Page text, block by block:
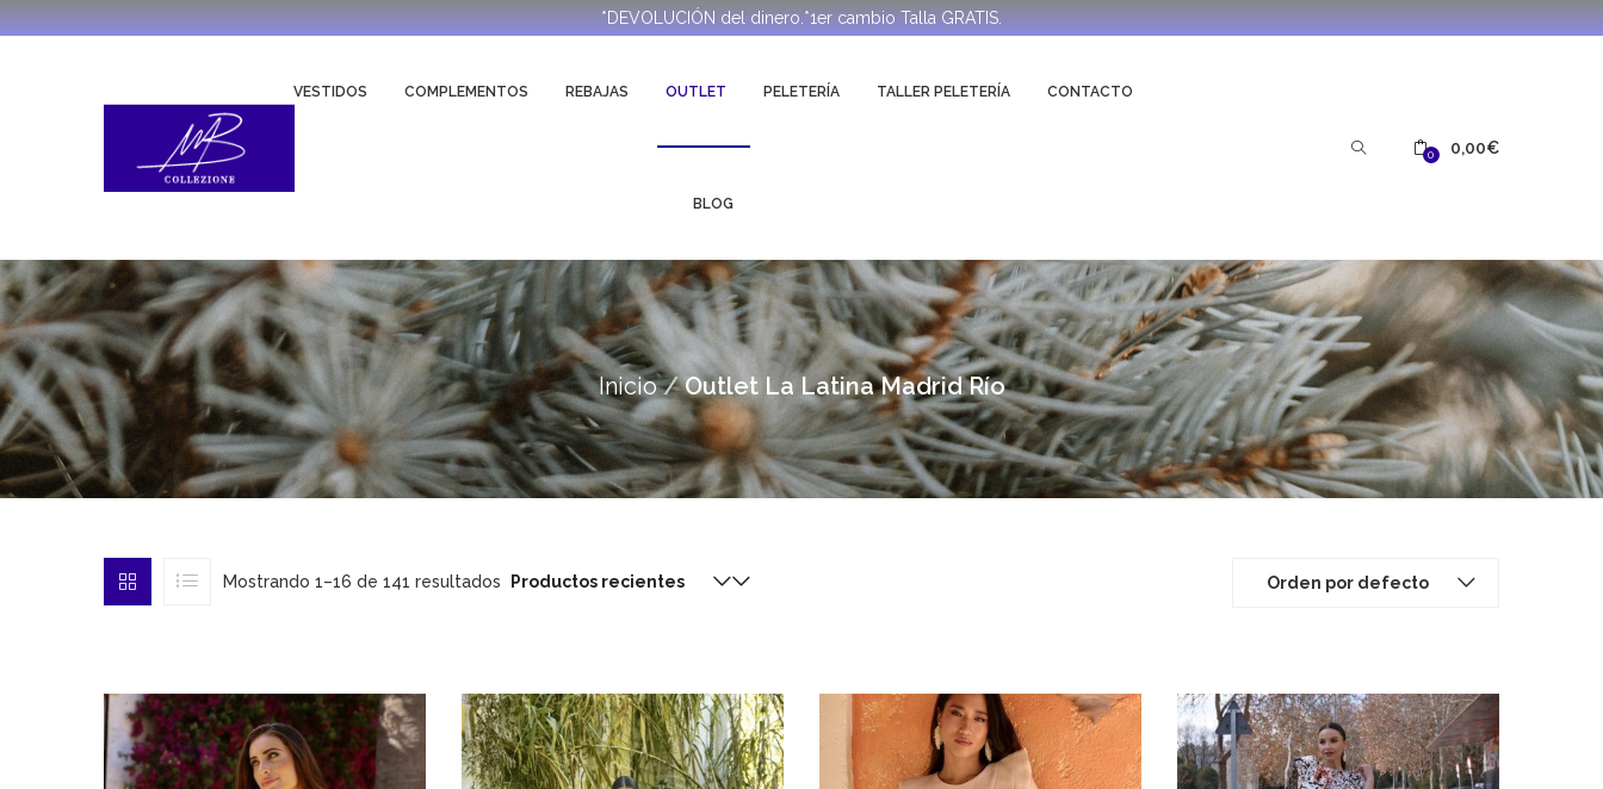
*DEVOLUCIÓN del dinero.*1er cambio Talla GRATIS.
VESTIDOS COMPLEMENTOS REBAJAS OUTLET PELETERÍA TALLER PELETERÍA CONTACTO
BLOG
0 0,00€
Inicio Outlet La Latina Madrid Río
Mostrando 1–16 de 141 resultados Productos recientes Orden por defecto